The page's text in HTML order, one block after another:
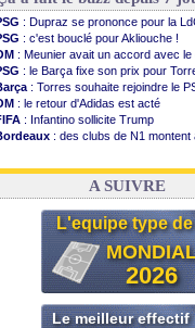
: Dupraz se prononce pour la
: c'est bouclé pour Akliouche !
: Meunier avait un accord avec le
: le Barça fixe son prix pour
: Torres souhaite rejoindre le
: le retour d'Adidas est acté
: Infantino sollicite Trump
: des clubs de N1 montent
: le démenti de Leipzig pour
A SUIVRE
L'equipe type de
2026
Le meilleur effectif